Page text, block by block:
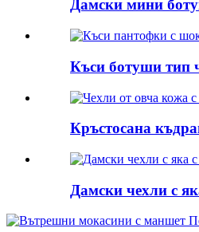
Дамски мини
Къси ботуши тип
Кръстосана
Дамски чехли с